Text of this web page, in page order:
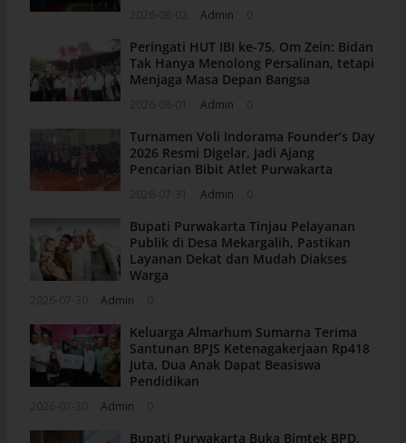
Admin
Peringati HUT IBI ke-75, Om Zein: Bidan
Tak Hanya Menolong Persalinan, tetapi
Menjaga Masa Depan Bangsa
Admin
Turnamen Voli Indorama Founder’s Day
2026 Resmi Digelar, Jadi Ajang
Pencarian Bibit Atlet Purwakarta
Admin
Bupati Purwakarta Tinjau Pelayanan
Publik di Desa Mekargalih, Pastikan
Layanan Dekat dan Mudah Diakses
Warga
Admin
Keluarga Almarhum Sumarna Terima
Santunan BPJS Ketenagakerjaan Rp418
Juta, Dua Anak Dapat Beasiswa
Pendidikan
Admin
Bupati Purwakarta Buka Bimtek BPD,